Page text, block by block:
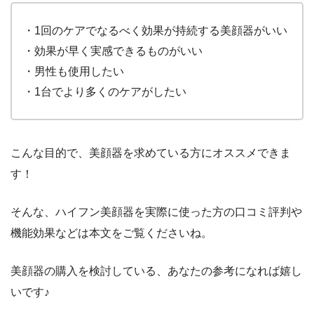
・1回のケアでなるべく効果が持続する美顔器がいい
・効果が早く実感できるものがいい
・男性も使用したい
・1台でより多くのケアがしたい
こんな目的で、美顔器を求めている方にオススメできま
す！
そんな、ハイフン美顔器を実際に使った方の口コミ評判や
機能効果などは本文をご覧くださいね。
美顔器の購入を検討している、あなたの参考になれば嬉し
いです♪